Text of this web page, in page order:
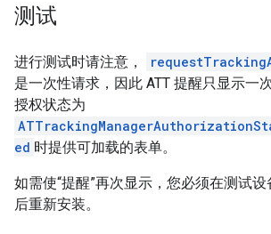
测试
进行测试时请注意，
是一次性请求，因此 ATT 提醒只显示一
授权状态为
ed 时提供可加载的表单。
如需使“提醒”再次显示，您必须在测试
后重新安装。